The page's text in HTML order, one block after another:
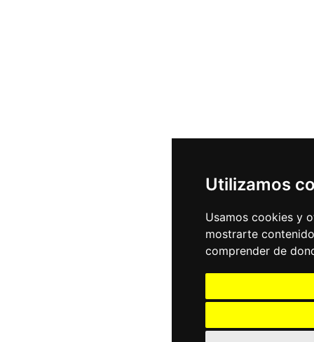
Utilizamos
Usamos cookies y
mostrarte
comprender de